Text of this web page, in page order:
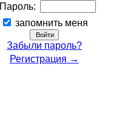
Пароль:
запомнить меня
Забыли пароль?
Регистрация →